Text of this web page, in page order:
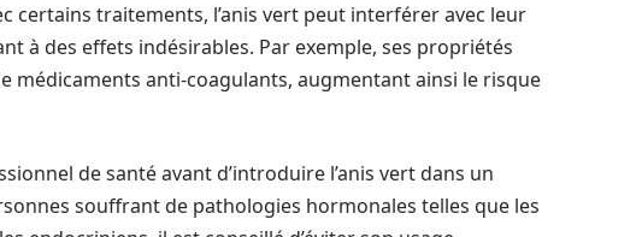
certains traitements, l’anis vert peut interférer avec leur
à des effets indésirables. Par exemple, ses propriétés
médicaments anti-coagulants, augmentant ainsi le risque
de santé avant d’introduire l’anis vert dans un
souffrant de pathologies hormonales telles que les